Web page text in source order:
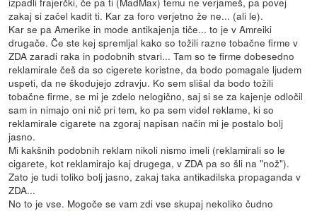
zakaj si začel kadit ti. Kar za foro verjetno že ne... (ali le).
Kar se pa Amerike in mode antikajenja tiče... to je v Amreiki
drugače. Če ste kej spremljal kako so tožili razne tobačne firme v
ZDA zaradi raka in podobnih stvari... Tam so te firme dobesedno
reklamirale češ da so cigerete koristne, da bodo pomagale ljudem
uspeti, da ne škodujejo zdravju. Ko sem slišal da bodo tožili
tobačne firme, se mi je zdelo nelogično, saj si se za kajenje odločil
sam in nimajo oni nič pri tem, ko pa sem videl reklame, ki so
reklamirale cigarete na zgoraj napisan način mi je postalo bolj
jasno.
Mi kakšnih podobnih reklam nikoli nismo imeli (reklamirali so le
cigarete, kot reklamirajo kaj drugega, v ZDA pa so šli na "nož").
Zato je tudi toliko bolj jasno, zakaj taka antikadilska propaganda v
ZDA...
No to je vse. Mogoče se vam zdi vse skupaj nekoliko čudno